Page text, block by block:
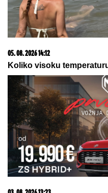
05. 08. 2026 14:12
Koliko visoku